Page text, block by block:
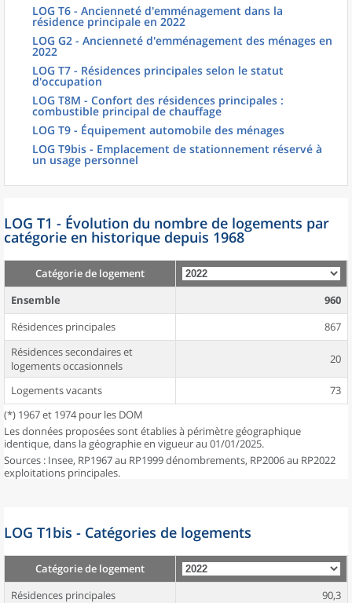
LOG T6 - Ancienneté d'emménagement dans la
résidence principale en 2022
LOG G2 - Ancienneté d'emménagement des ménages en
2022
LOG T7 - Résidences principales selon le statut
d'occupation
LOG T8M - Confort des résidences principales :
combustible principal de chauffage
LOG T9 - Équipement automobile des ménages
LOG T9bis - Emplacement de stationnement réservé à
un usage personnel
LOG T1 - Évolution du nombre de logements par
catégorie en historique depuis 1968
Catégorie de logement
Ensemble
960
Résidences principales
867
Résidences secondaires et
logements occasionnels
20
Logements vacants
73
(*) 1967 et 1974 pour les DOM
Les données proposées sont établies à périmètre géographique
identique, dans la géographie en vigueur au 01/01/2025.
Sources : Insee, RP1967 au RP1999 dénombrements, RP2006 au RP2022
exploitations principales.
LOG T1bis - Catégories de logements
Catégorie de logement
Résidences principales
90,3